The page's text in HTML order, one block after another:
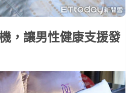
，讓男性健康支援發